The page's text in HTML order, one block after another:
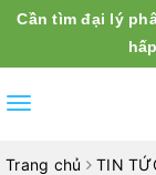
Toggle
Trang chủ TIN
Cần tìm đại lý